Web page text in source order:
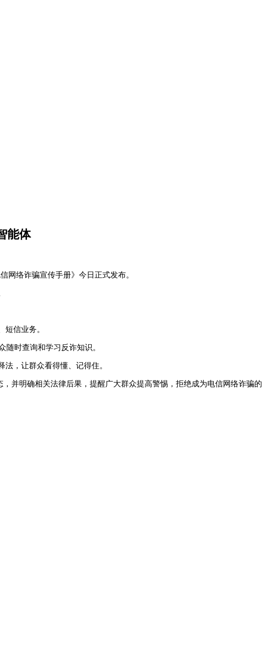
能体
网络诈骗宣传手册》今日正式发布。
信业务。
随时查询和学习反诈知识。
，让群众看得懂、记得住。
并明确相关法律后果，提醒广大群众提高警惕，拒绝成为电信网络诈骗的